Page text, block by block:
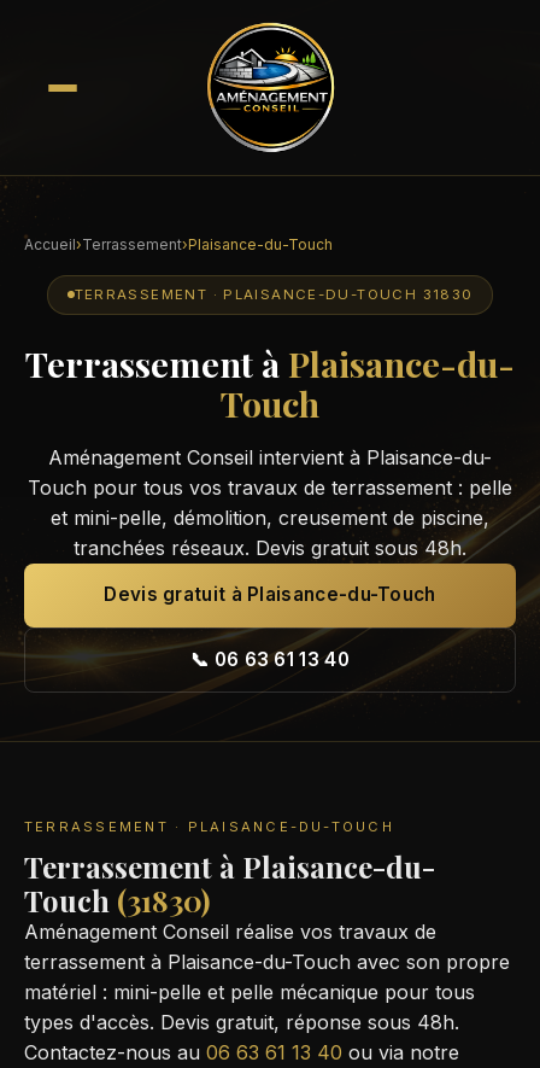
Accueil›Terrassement›Plaisance-du-Touch
TERRASSEMENT · PLAISANCE-DU-TOUCH 31830
Terrassement à Plaisance-du-
Touch
Aménagement Conseil intervient à Plaisance-du-
Touch pour tous vos travaux de terrassement : pelle
et mini-pelle, démolition, creusement de piscine,
tranchées réseaux. Devis gratuit sous 48h.
Devis gratuit à Plaisance-du-Touch
📞 06 63 61 13 40
TERRASSEMENT · PLAISANCE-DU-TOUCH
Terrassement à Plaisance-du-
Touch (31830)
Aménagement Conseil réalise vos travaux de
terrassement à Plaisance-du-Touch avec son propre
matériel : mini-pelle et pelle mécanique pour tous
types d'accès. Devis gratuit, réponse sous 48h.
Contactez-nous au 06 63 61 13 40 ou via notre